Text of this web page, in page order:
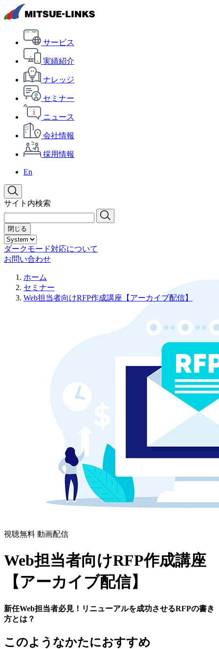
サービス
実績紹介
ナレッジ
セミナー
ニュース
会社情報
採用情報
En
サイト内検索
閉じる
ダークモード対応について
お問い合わせ
ホーム
セミナー
Web担当者向けRFP作成講座【アーカイブ配信】
視聴無料 動画配信
Web担当者向けRFP作成講座
【アーカイブ配信】
新任Web担当者必見！リニューアルを成功させるRFPの書き
方とは？
このようなかたにおすすめ